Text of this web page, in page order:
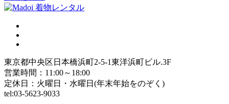
東京都中央区日本橋浜町2-5-1東洋浜町ビル.3F
営業時間：11:00～18:00
定休日：火曜日・水曜日(年末年始をのぞく)
tel:03-5623-9033